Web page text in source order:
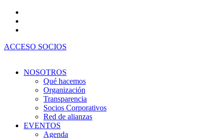
contenido
ACCESO SOCIOS
NOSOTROS
Qué hacemos
Organización
Transparencia
Socios Corporativos
Red de alianzas
EVENTOS
Agenda